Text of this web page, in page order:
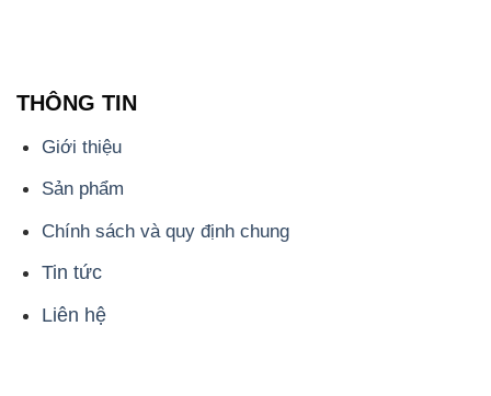
THÔNG TIN
Giới thiệu
Sản phẩm
Chính sách và quy định chung
Tin tức
Liên hệ